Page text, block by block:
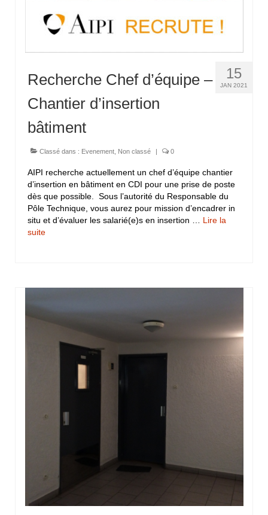
15
JAN 2021
Recherche Chef d’équipe –
Chantier d’insertion
bâtiment
Classé dans : Evenement Non classé | 0
AIPI recherche actuellement un chef d’équipe chantier
d’insertion en bâtiment en CDI pour une prise de poste
dès que possible. Sous l’autorité du Responsable du
Pôle Technique, vous aurez pour mission d’encadrer in
situ et d’évaluer les salarié(e)s en insertion … Lire la
suite­­